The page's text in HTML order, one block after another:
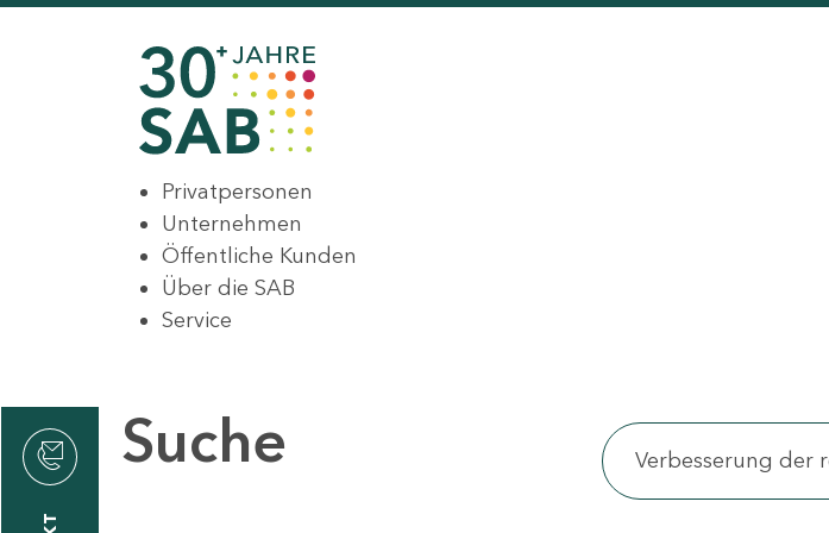
Privatpersonen
Unternehmen
Öffentliche Kunden
Über die SAB
Service
Suche